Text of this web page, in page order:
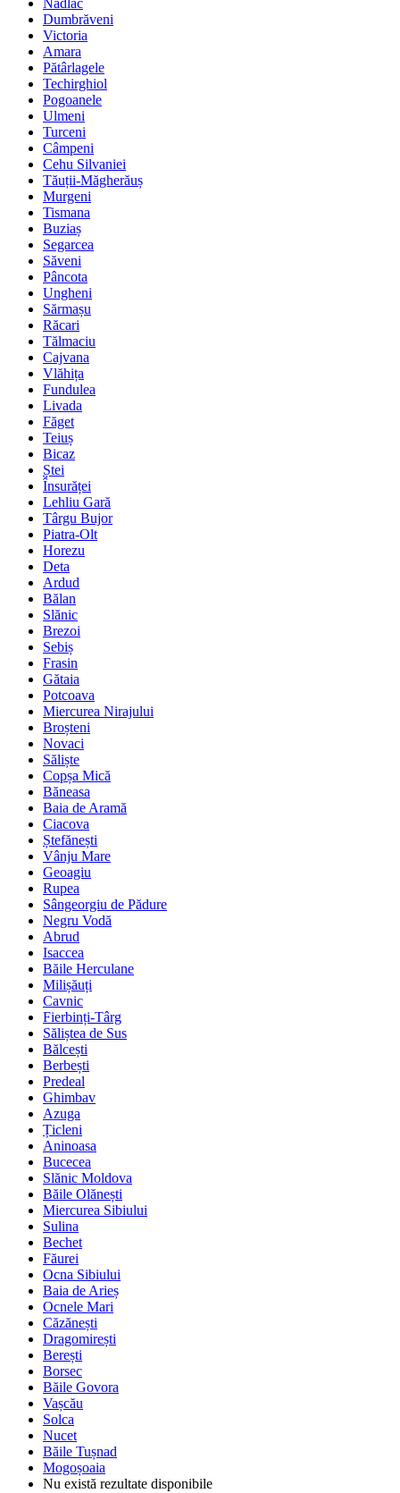
Nădlac
Dumbrăveni
Victoria
Amara
Pătârlagele
Techirghiol
Pogoanele
Ulmeni
Turceni
Câmpeni
Cehu Silvaniei
Tăuții-Măgherăuș
Murgeni
Tismana
Buziaș
Segarcea
Săveni
Pâncota
Ungheni
Sărmașu
Răcari
Tălmaciu
Cajvana
Vlăhița
Fundulea
Livada
Făget
Teiuș
Bicaz
Ștei
Însurăței
Lehliu Gară
Târgu Bujor
Piatra-Olt
Horezu
Deta
Ardud
Bălan
Slănic
Brezoi
Sebiș
Frasin
Gătaia
Potcoava
Miercurea Nirajului
Broșteni
Novaci
Săliște
Copșa Mică
Băneasa
Baia de Aramă
Ciacova
Ștefănești
Vânju Mare
Geoagiu
Rupea
Sângeorgiu de Pădure
Negru Vodă
Abrud
Isaccea
Băile Herculane
Milișăuți
Cavnic
Fierbinți-Târg
Săliștea de Sus
Bălcești
Berbești
Predeal
Ghimbav
Azuga
Țicleni
Aninoasa
Bucecea
Slănic Moldova
Băile Olănești
Miercurea Sibiului
Sulina
Bechet
Făurei
Ocna Sibiului
Baia de Arieș
Ocnele Mari
Căzănești
Dragomirești
Berești
Borsec
Băile Govora
Vașcău
Solca
Nucet
Băile Tușnad
Mogoșoaia
Nu există rezultate disponibile